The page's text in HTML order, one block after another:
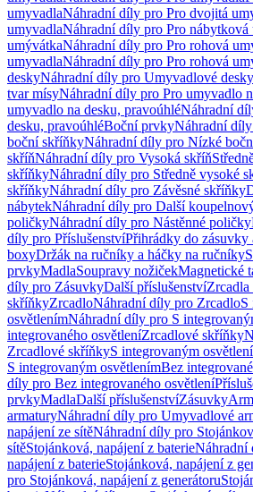
umyvadlaNáhradní díly pro Pro dvojitá
umyvadlaNáhradní díly pro Pro nábytková
umývátkaNáhradní díly pro Pro rohová
umyvadlaNáhradní díly pro Pro rohová
deskyNáhradní díly pro Umyvadlové desky
tvar mísyNáhradní díly pro Pro umyvadlo
umyvadlo na desku, pravoúhléNáhradní
desku, pravoúhléBoční prvkyNáhradní
boční skříňkyNáhradní díly pro Nízké
skříňNáhradní díly pro Vysoká skříň
skříňkyNáhradní díly pro Středně vysoké
skříňkyNáhradní díly pro Závěsné skříňky
nábytekNáhradní díly pro Další
poličkyNáhradní díly pro Nástěnné poličky
díly pro PříslušenstvíPřihrádky do zásuvky
boxyDržák na ručníky a háčky na ručníky
prvkyMadlaSoupravy nožičekMagnetické
díly pro ZásuvkyDalší příslušenstvíZrcadla
skříňkyZrcadloNáhradní díly pro ZrcadloS
osvětlenímNáhradní díly pro S
integrovaného osvětleníZrcadlové skříňky
Zrcadlové skříňkyS integrovaným
S integrovaným osvětlenímBez
díly pro Bez integrovaného osvětlení
prvkyMadlaDalší příslušenstvíZásuvky
armaturyNáhradní díly pro Umyvadlové
napájení ze sítěNáhradní díly pro
sítěStojánková, napájení z baterieNáhradní
napájení z baterieStojánková, napájení z
pro Stojánková, napájení z generátoru